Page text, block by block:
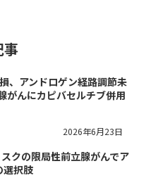
事
、アンドロゲン経路調節未
がんにカピバセルチブ併用
2026年6月23日
スクの限局性前立腺がんでア
選択肢